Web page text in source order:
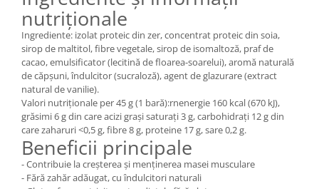
nutriționale
Ingrediente: izolat proteic din zer, concentrat proteic din soia,
sirop de maltitol, fibre vegetale, sirop de isomaltoză, praf de
cacao, emulsificator (lecitină de floarea-soarelui), aromă naturală
de căpșuni, îndulcitor (sucraloză), agent de glazurare (extract
natural de vanilie).
Valori nutriționale per 45 g (1 bară):rnenergie 160 kcal (670 kJ),
grăsimi 6 g din care acizi grași saturați 3 g, carbohidrați 12 g din
care zaharuri <0,5 g, fibre 8 g, proteine 17 g, sare 0,2 g.
Beneficii principale
- Contribuie la creșterea și menținerea masei musculare
- Fără zahăr adăugat, cu îndulcitori naturali